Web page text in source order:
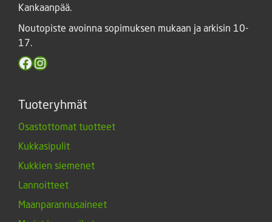
Kankaanpää.
Noutopiste avoinna sopimuksen mukaan ja arkisin 10-
17.
Facebook
Instagram
Tuoteryhmät
Osastottomat tuotteet
Kukkasipulit
Kukkien siemenet
Lannoitteet
Maanparannusaineet